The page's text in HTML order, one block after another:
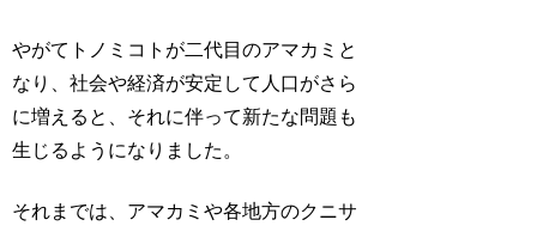
やがてトノミコトが二代目のアマカミと
なり、社会や経済が安定して人口がさら
に増えると、それに伴って新たな問題も
生じるようになりました。
それまでは、アマカミや各地方のクニサ